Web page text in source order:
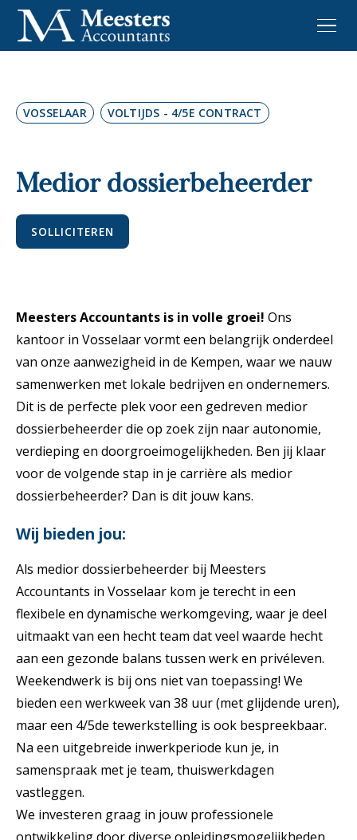
VOSSELAAR VOLTIJDS - 4/5E CONTRACT
Medior dossierbeheerder
SOLLICITEREN
Meesters Accountants is in volle groei! Ons
kantoor in Vosselaar vormt een belangrijk onderdeel
van onze aanwezigheid in de Kempen, waar we nauw
samenwerken met lokale bedrijven en ondernemers.
Dit is de perfecte plek voor een gedreven medior
dossierbeheerder die op zoek zijn naar autonomie,
verdieping en doorgroeimogelijkheden. Ben jij klaar
voor de volgende stap in je carrière als medior
dossierbeheerder? Dan is dit jouw kans.
Wij bieden jou:
Als medior dossierbeheerder bij Meesters
Accountants in Vosselaar kom je terecht in een
flexibele en dynamische werkomgeving, waar je deel
uitmaakt van een hecht team dat veel waarde hecht
aan een gezonde balans tussen werk en privéleven.
Weekendwerk is bij ons niet van toepassing! We
bieden een werkweek van 38 uur (met glijdende uren),
maar een 4/5de tewerkstelling is ook bespreekbaar.
Na een uitgebreide inwerkperiode kun je, in
samenspraak met je team, thuiswerkdagen
vastleggen.
We investeren graag in jouw professionele